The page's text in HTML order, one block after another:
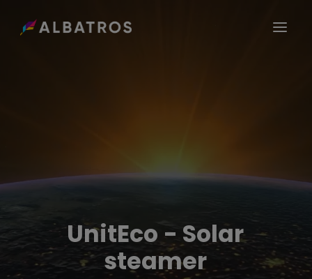
ÜBER UNS
UnitEco- Solar
steamer